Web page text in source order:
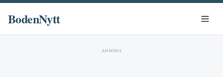
BodenNytt
ANNONS